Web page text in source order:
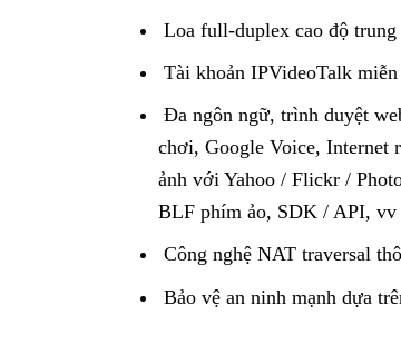
Loa full-duplex cao độ
Tài khoản IPVideoTalk
Đa ngôn ngữ, trình duyệt
chơi, Google Voice, Internet
ảnh với Yahoo / Flickr /
BLF phím ảo, SDK / API, vv
Công nghệ NAT traversal
Bảo vệ an ninh mạnh dựa